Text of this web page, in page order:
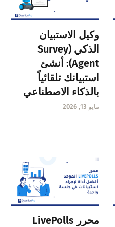
وكيل الاستبيان
الذكي (Survey
Agent): أنشئ
استبيانك تلقائياً
بالذكاء الاصطناعي
مايو 13, 2026
محرر LivePolls